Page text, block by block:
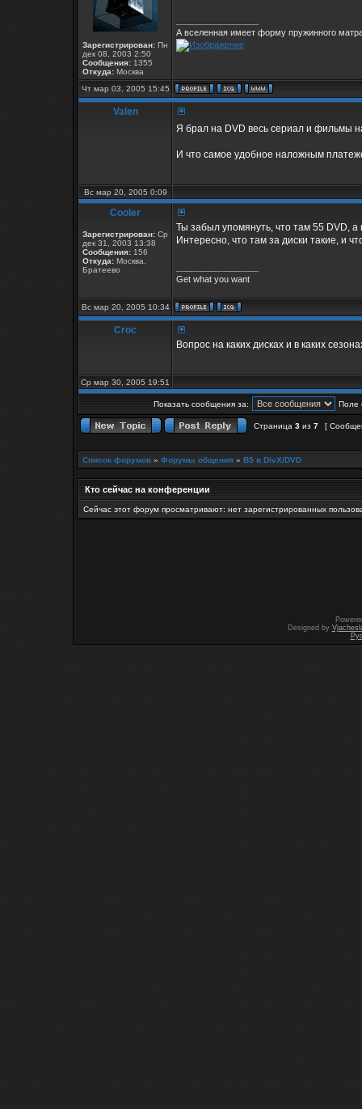
Зарегистрирован: Пн
дек 08, 2003 2:50
Сообщения: 1355
Откуда: Москва
А вселенная имеет форму пружинного
Чт мар 03, 2005 15:45
Valen
Я брал на DVD весь сериал и фильмы
И что самое удобное наложным
Вс мар 20, 2005 0:09
Cooler
Зарегистрирован: Ср
дек 31, 2003 13:38
Сообщения: 156
Откуда: Москва,
Братеево
Ты забыл упомянуть, что там 55 DVD,
Интересно, что там за диски такие, и
Get what you want
Вс мар 20, 2005 10:34
Croc
Вопрос на каких дисках и в каких
Ср мар 30, 2005 19:51
Показать сообщения за: Поле
Страница 3 из 7 [
Список форумов » Форумы общения » B5 в DivX/DVD
Кто сейчас на конференции
Сейчас этот форум просматривают: нет зарегистрированных
Designed by